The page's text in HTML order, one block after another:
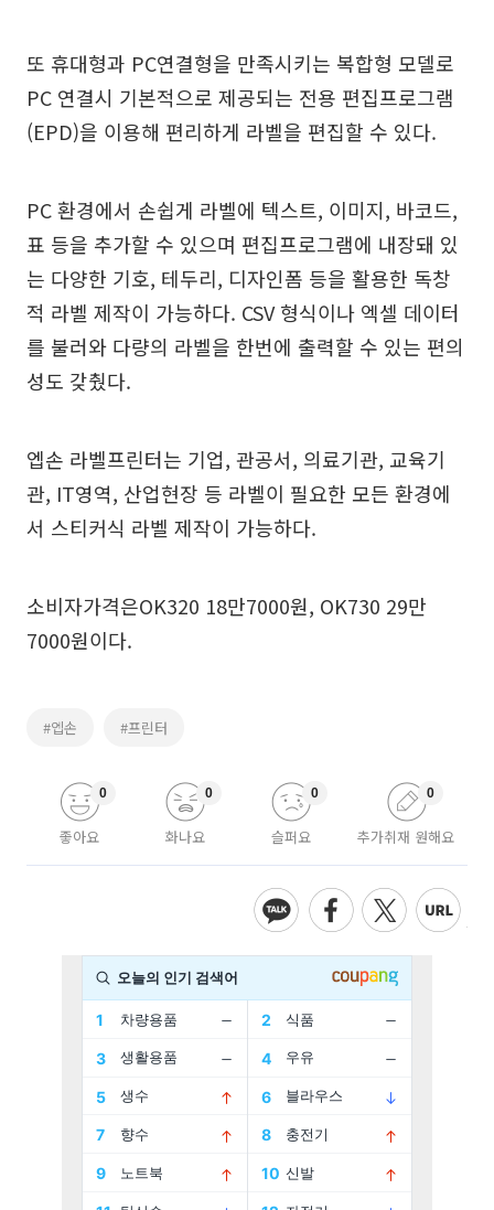
또 휴대형과 PC연결형을 만족시키는 복합형 모델로
PC 연결시 기본적으로 제공되는 전용 편집프로그램
(EPD)을 이용해 편리하게 라벨을 편집할 수 있다.
PC 환경에서 손쉽게 라벨에 텍스트, 이미지, 바코드,
표 등을 추가할 수 있으며 편집프로그램에 내장돼 있
는 다양한 기호, 테두리, 디자인폼 등을 활용한 독창
적 라벨 제작이 가능하다. CSV 형식이나 엑셀 데이터
를 불러와 다량의 라벨을 한번에 출력할 수 있는 편의
성도 갖췄다.
엡손 라벨프린터는 기업, 관공서, 의료기관, 교육기
관, IT영역, 산업현장 등 라벨이 필요한 모든 환경에
서 스티커식 라벨 제작이 가능하다.
소비자가격은OK320 18만7000원, OK730 29만
7000원이다.
#엡손 #프린터
좋아요
0
화나요
0
슬퍼요
0
추가취재 원해요
0